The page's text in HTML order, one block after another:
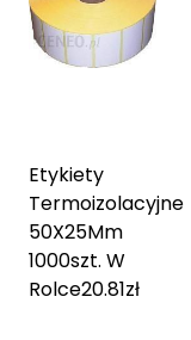
Etykiety
Termoizolacyjne
50X25Mm
1000szt. W
Rolce20.81zł